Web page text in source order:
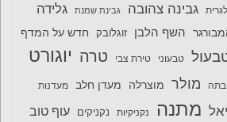
גבינה צהובה גבינת שמנת גלידה
השף הלבן זוגלובק חדש על המדף
טבעוני טירת צבי טרה יוגורט
מולר מוצרלה מעדן חלב מעדנות
מתנה נקניקיות נקניקים עוף טוב